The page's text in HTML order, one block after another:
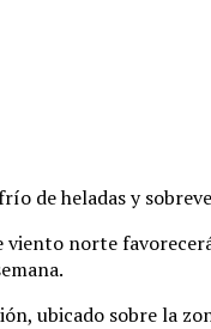
de heladas y
norte
ubicado sobre la